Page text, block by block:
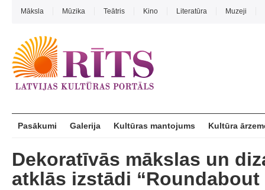
Māksla Mūzika Teātris Kino Literatūra Muzeji
Pasākumi Galerija Kultūras mantojums Kultūra
Dekoratīvās mākslas un
atklās izstādi “Roundabout